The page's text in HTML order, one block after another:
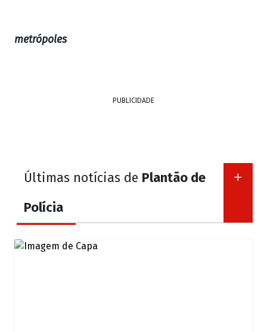
metrópoles
PUBLICIDADE
Últimas notícias de Plantão de
Polícia